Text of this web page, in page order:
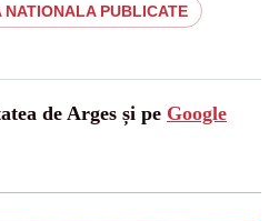
NATIONALA PUBLICATE
de Arges și pe Google